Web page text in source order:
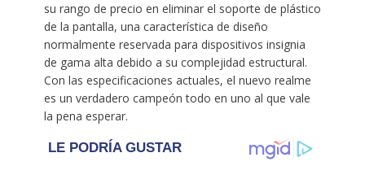
su rango de precio en eliminar el soporte de plástico
de la pantalla, una característica de diseño
normalmente reservada para dispositivos insignia
de gama alta debido a su complejidad estructural.
Con las especificaciones actuales, el nuevo realme
es un verdadero campeón todo en uno al que vale
la pena esperar.